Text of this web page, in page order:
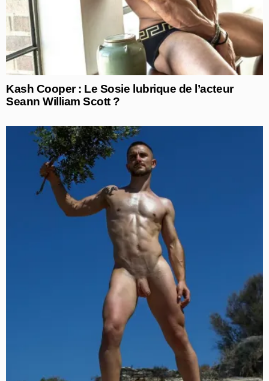
Kash Cooper : Le Sosie lubrique de l’acteur
Seann William Scott ?